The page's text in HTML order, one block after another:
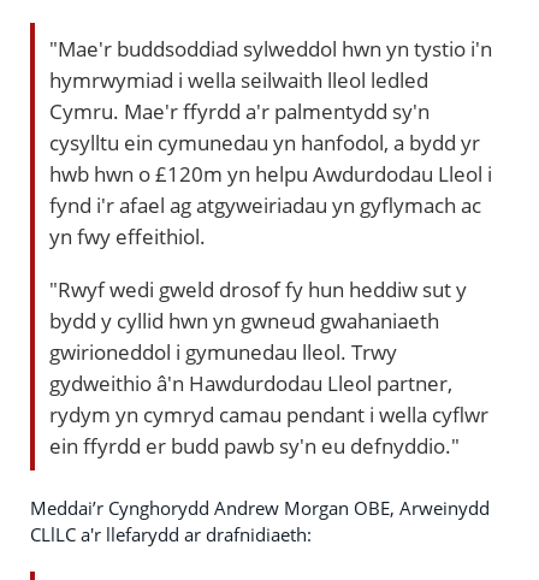
"Mae'r buddsoddiad sylweddol hwn yn tystio i'n
hymrwymiad i wella seilwaith lleol ledled
Cymru. Mae'r ffyrdd a'r palmentydd sy'n
cysylltu ein cymunedau yn hanfodol, a bydd yr
hwb hwn o £120m yn helpu Awdurdodau Lleol i
fynd i'r afael ag atgyweiriadau yn gyflymach ac
yn fwy effeithiol.
"Rwyf wedi gweld drosof fy hun heddiw sut y
bydd y cyllid hwn yn gwneud gwahaniaeth
gwirioneddol i gymunedau lleol. Trwy
gydweithio â'n Hawdurdodau Lleol partner,
rydym yn cymryd camau pendant i wella cyflwr
ein ffyrdd er budd pawb sy'n eu defnyddio."
Meddai’r Cynghorydd Andrew Morgan OBE, Arweinydd
CLlLC a'r llefarydd ar drafnidiaeth: